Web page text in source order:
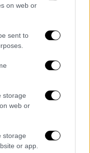
on web or
sent to
storage
web or
storage
or app.
υγείας των
αμέσως με την
τα εξής:
κανονικά
δεν
στην εργασία
από μέρους
βίας,
της ημέρας